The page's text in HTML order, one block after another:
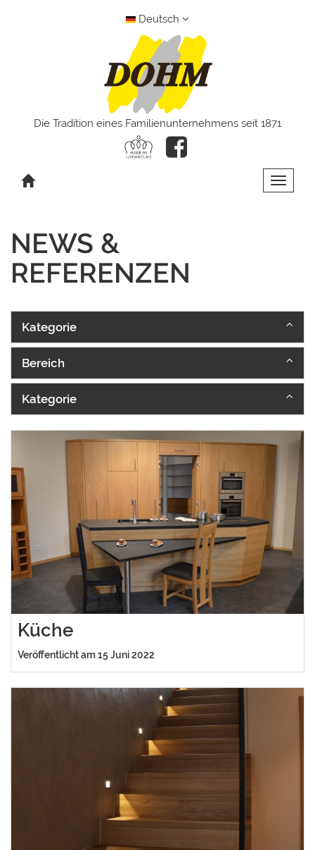
Deutsch
Die Tradition eines Familienunternehmens seit 1871
Toggle
NEWS &
REFERENZEN
Kategorie
Bereich
Kategorie
Küche
Veröffentlicht am 15 Juni 2022